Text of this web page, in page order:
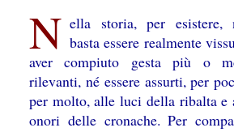
N ella storia, per esistere,
basta essere realmente
aver compiuto gesta più o
rilevanti, né essere assurti, per
per molto, alle luci della ribalta e
onori delle cronache. Per